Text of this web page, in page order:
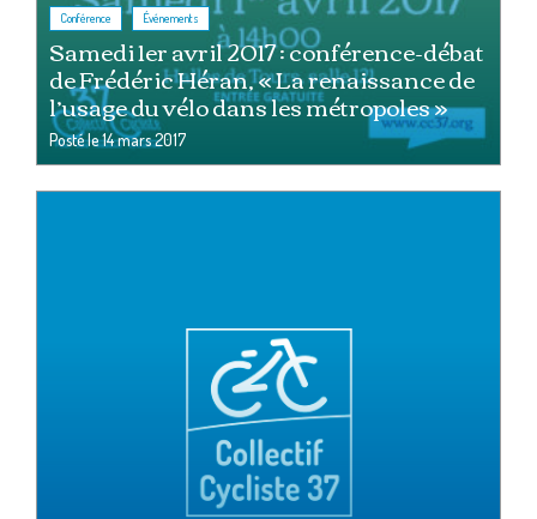
Conférence , Événements
Samedi 1er avril 2017 : conférence-débat
de Frédéric Héran, « La renaissance de
l’usage du vélo dans les métropoles »
Posté le14 mars 2017